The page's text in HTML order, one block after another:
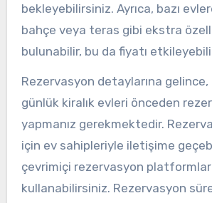
bekleyebilirsiniz. Ayrıca, bazı
bahçe veya teras gibi ekstra
bulunabilir, bu da fiyatı
Rezervasyon detaylarına
günlük kiralık evleri önceden
yapmanız gerekmektedir.
için ev sahipleriyle iletişime
çevrimiçi rezervasyon
kullanabilirsiniz. Rezervasyon